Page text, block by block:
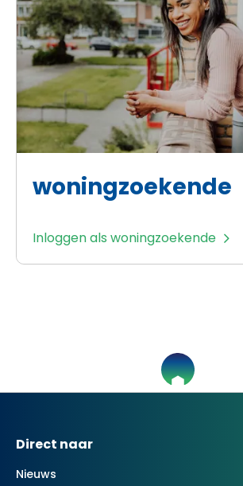
woningzoekende
Inloggen als woningzoekende
Contactinformatie
Direct naar
Nieuws